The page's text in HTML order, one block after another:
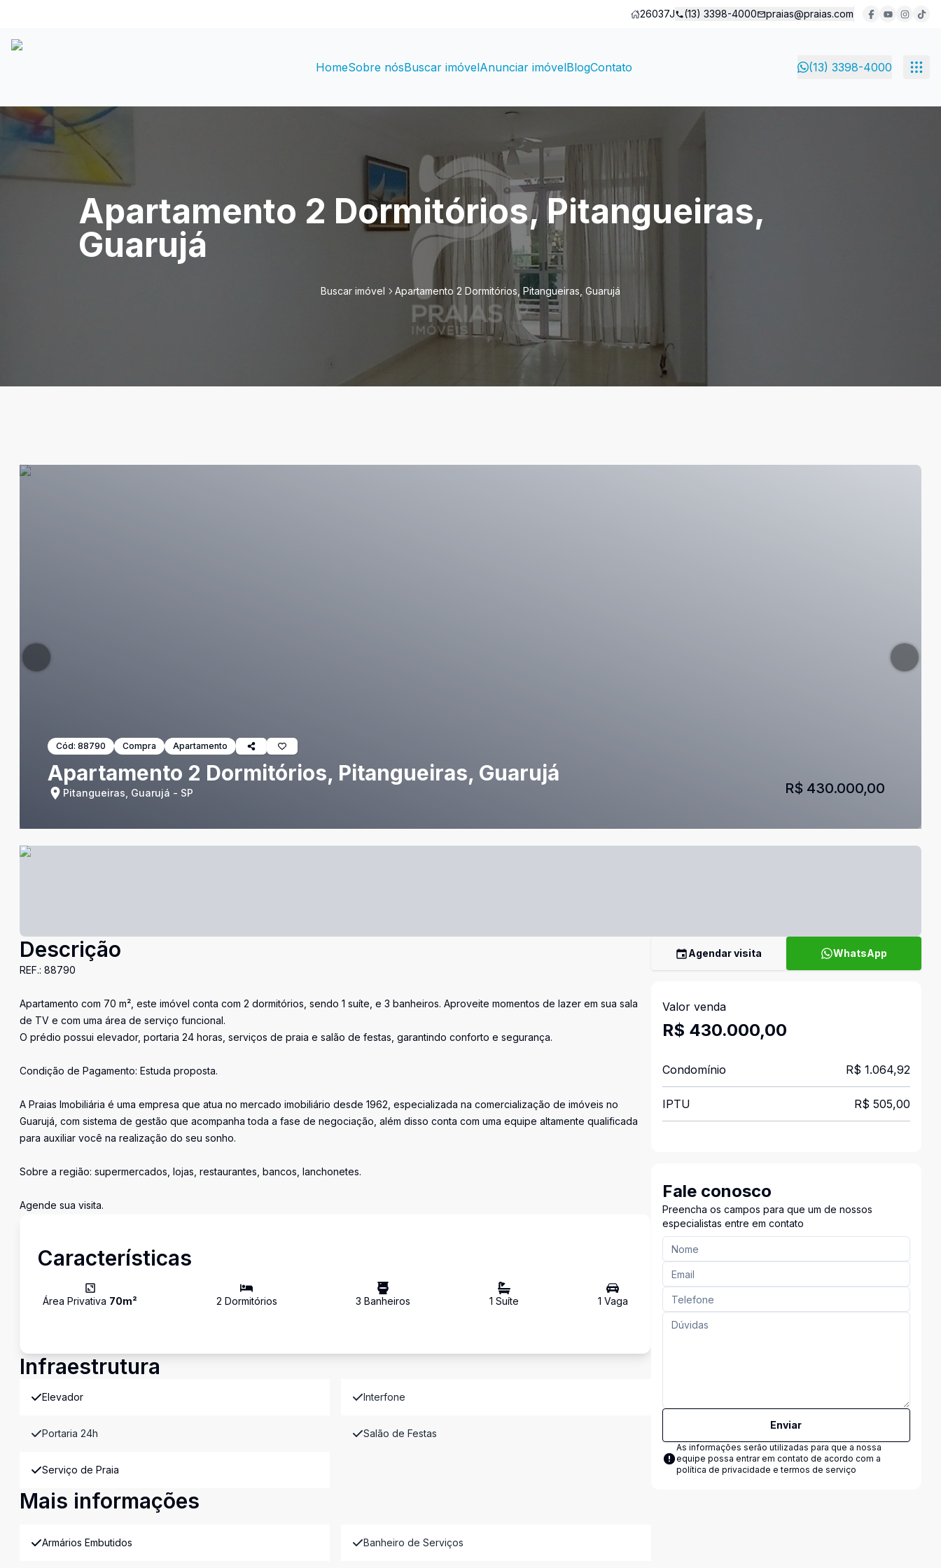
26037J (13) 3398-4000 praias@praias.com
HomeSobre nósBuscar imóvelAnunciar imóvelBlogContato (13) 3398-4000
Apartamento 2 Dormitórios, Pitangueiras,
Guarujá
Buscar imóvel Apartamento 2 Dormitórios, Pitangueiras, Guarujá
Cód: 88790 Compra Apartamento
Apartamento 2 Dormitórios, Pitangueiras, Guarujá
Pitangueiras, Guarujá - SP R$ 430.000,00
Descrição
REF.: 88790
Apartamento com 70 m², este imóvel conta com 2 dormitórios, sendo 1 suíte, e 3 banheiros. Aproveite momentos de lazer em sua sala
de TV e com uma área de serviço funcional.
O prédio possui elevador, portaria 24 horas, serviços de praia e salão de festas, garantindo conforto e segurança.
Condição de Pagamento: Estuda proposta.
A Praias Imobiliária é uma empresa que atua no mercado imobiliário desde 1962, especializada na comercialização de imóveis no
Guarujá, com sistema de gestão que acompanha toda a fase de negociação, além disso conta com uma equipe altamente qualificada
para auxiliar você na realização do seu sonho.
Sobre a região: supermercados, lojas, restaurantes, bancos, lanchonetes.
Agende sua visita.
Características
Área Privativa 70m² 2 Dormitórios 3 Banheiros 1 Suíte 1 Vaga
Infraestrutura
Elevador Interfone
Portaria 24h Salão de Festas
Serviço de Praia
Mais informações
Armários Embutidos Banheiro de Serviços
Agendar visita WhatsApp
Valor venda
R$ 430.000,00
Condomínio R$ 1.064,92
IPTU R$ 505,00
Fale conosco
Preencha os campos para que um de nossos
especialistas entre em contato
Enviar
As informações serão utilizadas para que a nossa
equipe possa entrar em contato de acordo com a
política de privacidade e termos de serviço